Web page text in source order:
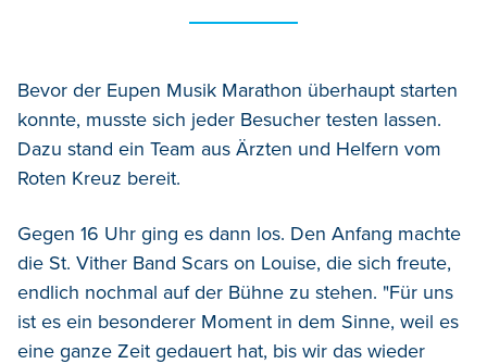
Bevor der Eupen Musik Marathon überhaupt starten
konnte, musste sich jeder Besucher testen lassen.
Dazu stand ein Team aus Ärzten und Helfern vom
Roten Kreuz bereit.
Gegen 16 Uhr ging es dann los. Den Anfang machte
die St. Vither Band Scars on Louise, die sich freute,
endlich nochmal auf der Bühne zu stehen. "Für uns
ist es ein besonderer Moment in dem Sinne, weil es
eine ganze Zeit gedauert hat, bis wir das wieder